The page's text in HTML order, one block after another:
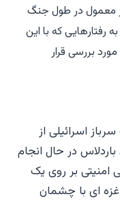
معمول در طول جنگ
رفتارهایی که با این
بررسی قرار